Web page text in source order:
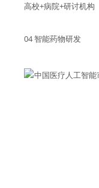
高校+病院+研讨机构
04 智能药物研发